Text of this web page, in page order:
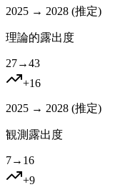
2025 → 2028 (推定)
理論的露出度
27→43
+16
2025 → 2028 (推定)
観測露出度
7→ 16
+9